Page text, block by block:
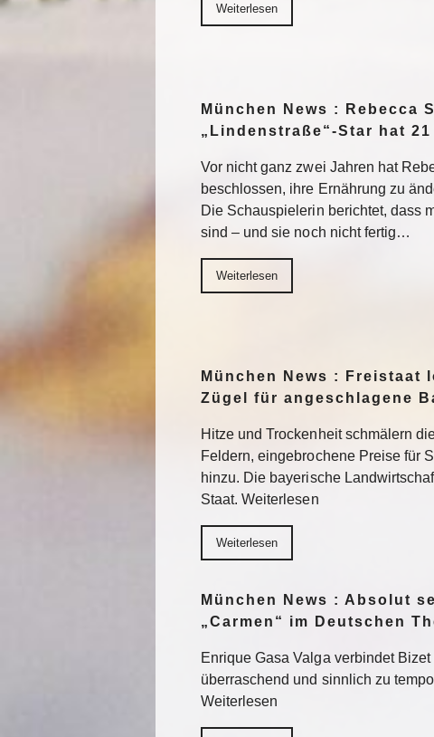
Weiterlesen
München News : Rebecca
„Lindenstraße“-Star hat
Vor nicht ganz zwei Jahren hat
beschlossen, ihre Ernährung zu
Die Schauspielerin berichtet, dass
sind – und sie noch nicht fertig…
Weiterlesen
München News : Freistaat
Zügel für angeschlagene
Hitze und Trockenheit schmälern
Feldern, eingebrochene Preise für
hinzu. Die bayerische
Staat. Weiterlesen
Weiterlesen
München News : Absolut
„Carmen“ im Deutschen
Enrique Gasa Valga verbindet
überraschend und sinnlich zu
Weiterlesen